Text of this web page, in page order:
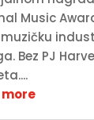
Music
Bez PJ